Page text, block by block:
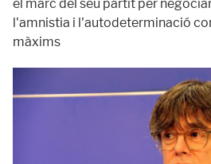
el marc del seu partit per
l'amnistia i l'autodeterminació
màxims